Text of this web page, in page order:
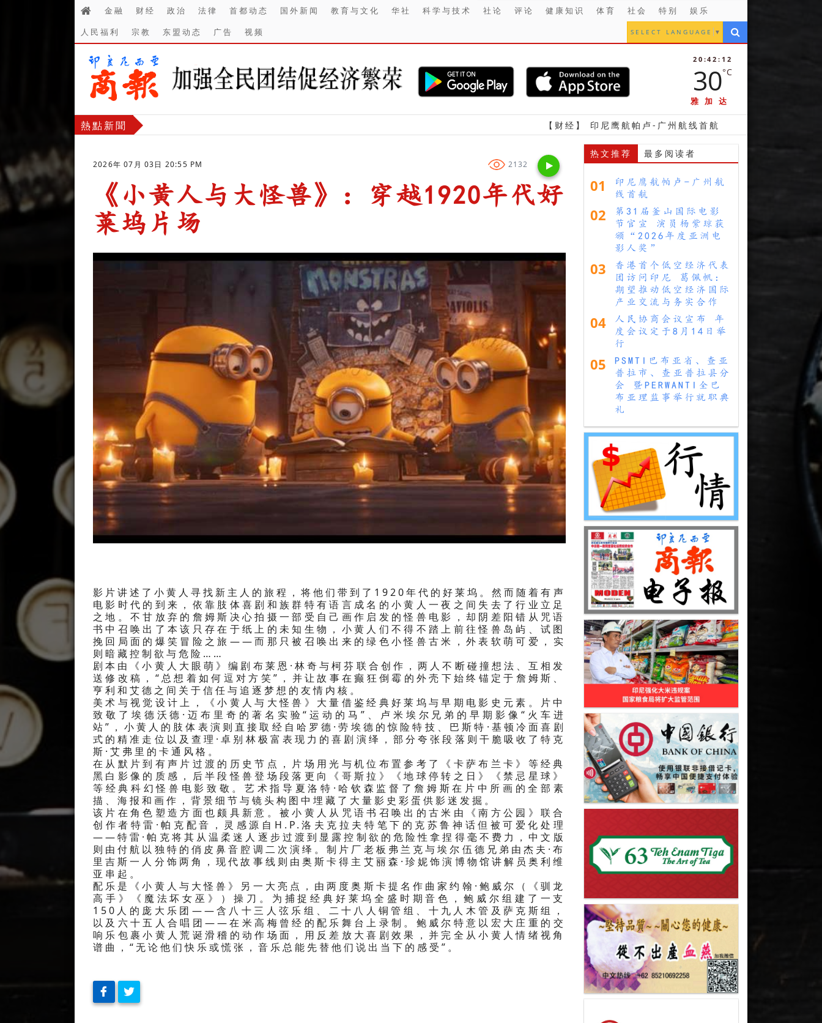
金融 财经 政治 法律 首都动态 国外新闻 教育与文化 华社 科学与技术 社论 评论 健康知识 体育 社会 特别
娱乐
人民福利
宗教 东盟动态 广告 视频 SELECT LANGUAGE ▼
20:42:13
30°C
雅加达
熱點新聞 【财经】 印尼鹰航帕卢-广州航线首航 【金融】 立法议员支持雅
2026年 07月 03日 20:55 PM 2132
《小黄人与大怪兽》：穿越1920年代好
莱坞片场
影片讲述了小黄人寻找新主人的旅程，将他们带到了1920年代的好莱坞。然而随着有声
电影时代的到来，依靠肢体喜剧和族群特有语言成名的小黄人一夜之间失去了行业立足
之地。不甘放弃的詹姆斯决心拍摄一部受自己画作启发的怪兽电影，却阴差阳错从咒语
书中召唤出了本该只存在于纸上的未知生物，小黄人们不得不踏上前往怪兽岛屿、试图
挽回局面的爆笑冒险之旅——而那只被召唤出来的绿色小怪兽古米，外表软萌可爱，实
则暗藏控制欲与危险……
剧本由《小黄人大眼萌》编剧布莱恩·林奇与柯芬联合创作，两人不断碰撞想法、互相发
送修改稿，“总想着如何逗对方笑”，并让故事在癫狂倒霉的外壳下始终锚定于詹姆斯、
亨利和艾德之间关于信任与追逐梦想的友情内核。
美术与视觉设计上，《小黄人与大怪兽》大量借鉴经典好莱坞与早期电影史元素。片中
致敬了埃德沃德·迈布里奇的著名实验“运动的马”、卢米埃尔兄弟的早期影像“火车进
站”，小黄人的肢体表演则直接取经自哈罗德·劳埃德的惊险特技、巴斯特·基顿冷面喜剧
式的精准走位以及查理·卓别林极富表现力的喜剧演绎，部分夸张段落则干脆吸收了特克
斯·艾弗里的卡通风格。
在从默片到有声片过渡的历史节点，片场用光与机位布置参考了《卡萨布兰卡》等经典
黑白影像的质感，后半段怪兽登场段落更向《哥斯拉》《地球停转之日》《禁忌星球》
等经典科幻怪兽电影致敬。艺术指导夏洛特·哈钦森监督了詹姆斯在片中所画的全部素
描、海报和画作，背景细节与镜头构图中埋藏了大量影史彩蛋供影迷发掘。
该片在角色塑造方面也颇具新意。被小黄人从咒语书召唤出的古米由《南方公园》联合
创作者特雷·帕克配音，灵感源自H.P.洛夫克拉夫特笔下的克苏鲁神话但被可爱化处理
——特雷·帕克将其从温柔迷人逐步过渡到显露控制欲的危险性拿捏得毫不费力，中文版
则由付航以独特的俏皮鼻音腔调二次演绎。制片厂老板弗兰克与埃尔伍德兄弟由杰夫·布
里吉斯一人分饰两角，现代故事线则由奥斯卡得主艾丽森·珍妮饰演博物馆讲解员奥利维
亚串起。
配乐是《小黄人与大怪兽》另一大亮点，由两度奥斯卡提名作曲家约翰·鲍威尔（《驯龙
高手》《魔法坏女巫》）操刀。为捕捉经典好莱坞全盛时期音色，鲍威尔组建了一支
150人的庞大乐团——含八十三人弦乐组、二十八人铜管组、十九人木管及萨克斯组，
以及六十五人合唱团——在米高梅曾经的配乐舞台上录制。鲍威尔特意以宏大庄重的交
响乐包裹小黄人荒诞滑稽的动作场面，用反差放大喜剧效果，并完全从小黄人情绪视角
谱曲，“无论他们快乐或慌张，音乐总能先替他们说出当下的感受”。
热文推荐 最多阅读者
01
印尼鹰航帕卢-广州航
线首航
02
第31届釜山国际电影
节官宣 演员杨紫琼获
颁“2026年度亚洲电
影人奖”
03
香港首个低空经济代表
团访问印尼 葛佩帆：
期望推动低空经济国际
产业交流与务实合作
04
人民协商会议宣布 年
度会议定于8月14日举
行
05
PSMTI巴布亚省、查亚
普拉市、查亚普拉县分
会 暨PERWANTI全巴
布亚理监事举行就职典
礼